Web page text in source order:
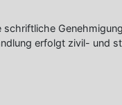
erfolgt zivil- und